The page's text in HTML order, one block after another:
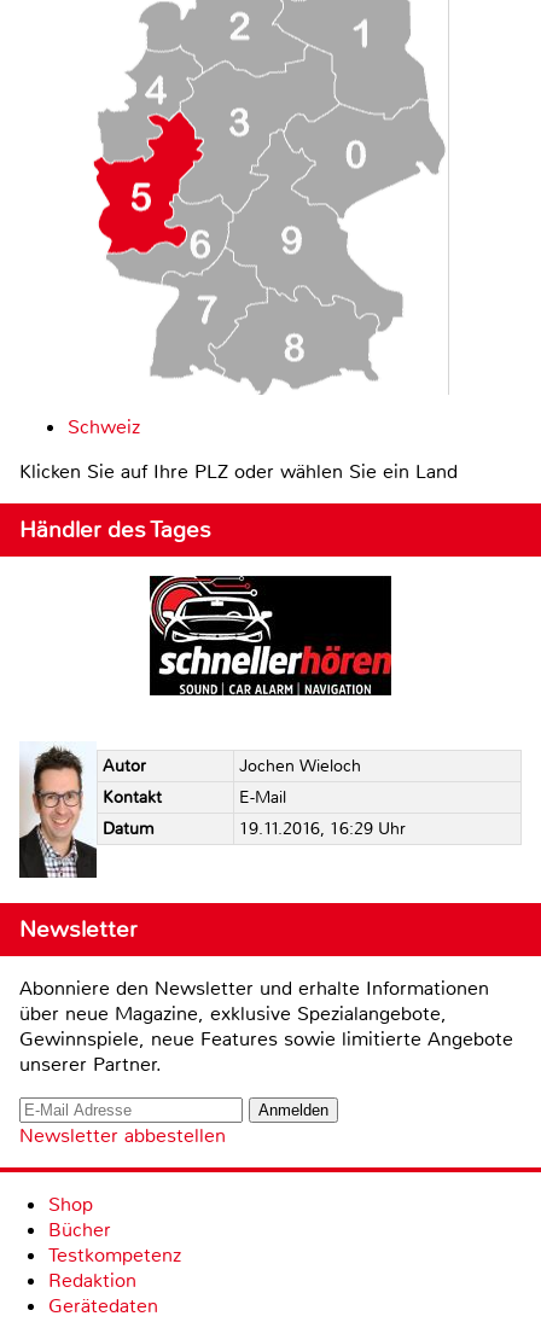
Schweiz
Klicken Sie auf Ihre PLZ oder wählen Sie ein Land
Händler des Tages
Autor
Jochen Wieloch
Kontakt
E-Mail
Datum
19.11.2016, 16:29 Uhr
Newsletter
Abonniere den Newsletter und erhalte Informationen
über neue Magazine, exklusive Spezialangebote,
Gewinnspiele, neue Features sowie limitierte Angebote
unserer Partner.
Newsletter abbestellen
Shop
Bücher
Testkompetenz
Redaktion
Gerätedaten